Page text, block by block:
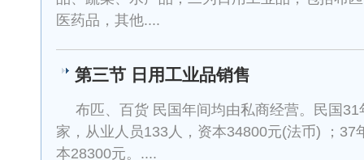
医药品，其他....
第三节 日用工业品销售
布匹、百货 民国年间均由私商经营。民国
家，从业人员133人，资本34800元(法币) ；37
本28300元。....